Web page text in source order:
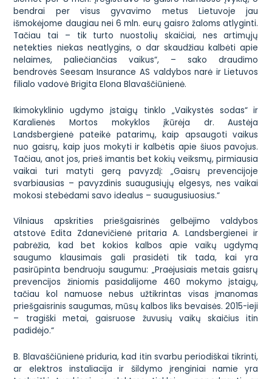
bendrai per visus gyvavimo metus Lietuvoje jau
išmokėjome daugiau nei 6 mln. eurų gaisro žaloms atlyginti.
Tačiau tai – tik turto nuostolių skaičiai, nes artimųjų
netekties niekas neatlygins, o dar skaudžiau kalbėti apie
nelaimes, paliečiančias vaikus“, – sako draudimo
bendrovėsSeesamInsurance AS valdybos narė ir Lietuvos
filialo vadovė Brigita Elona Blavaščiūnienė.
Ikimokyklinio ugdymo įstaigų tinklo „Vaikystės sodas“ ir
Karalienės Mortos mokyklos įkūrėja dr. Austėja
Landsbergienė pateikė patarimų, kaip apsaugoti vaikus
nuo gaisrų, kaip juos mokyti ir kalbėtis apie šiuos pavojus.
Tačiau, anot jos, prieš imantis bet kokių veiksmų, pirmiausia
vaikai turi matyti gerą pavyzdį: „Gaisrų prevencijoje
svarbiausias – pavyzdinis suaugusiųjų elgesys, nes vaikai
mokosi stebėdami savo idealus – suaugusiuosius.“
Vilniaus apskrities priešgaisrinės gelbėjimo valdybos
atstovė Edita Zdanevičienė pritaria A. Landsbergienei ir
pabrėžia, kad bet kokios kalbos apie vaikų ugdymą
saugumo klausimais gali prasidėti tik tada, kai yra
pasirūpinta bendruoju saugumu: „Praėjusiais metais gaisrų
prevencijos žiniomis pasidalijome 460 mokymo įstaigų,
tačiau kol namuose nebus užtikrintas visas įmanomas
priešgaisrinis saugumas, mūsų kalbos liks bevaisės. 2015-ieji
– tragiški metai, gaisruose žuvusių vaikų skaičius itin
padidėjo.“
B. Blavaščiūnienė priduria, kad itin svarbu periodiškai tikrinti,
ar elektros instaliacija ir šildymo įrenginiai namie yra